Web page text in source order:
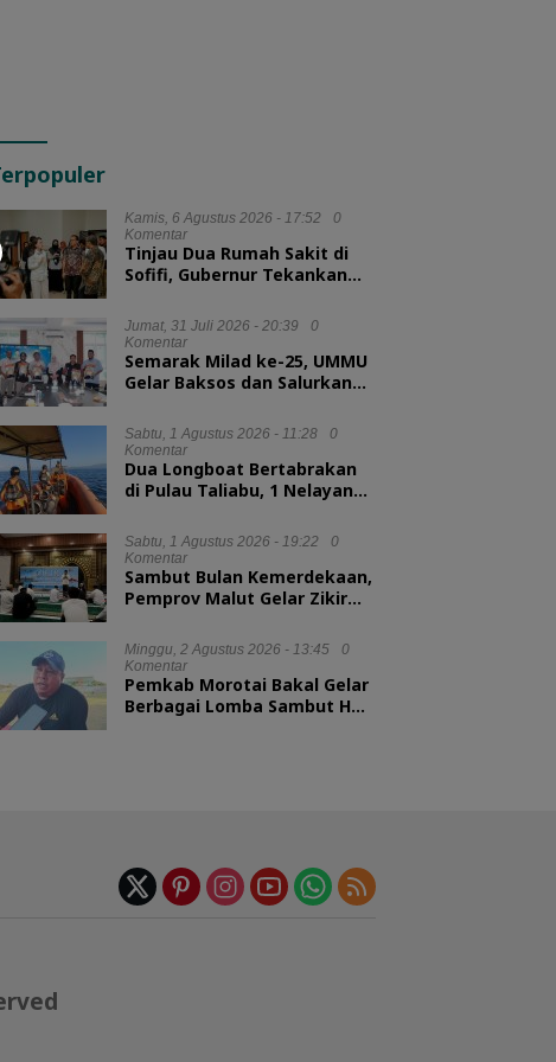
Kamis, 6 Agustus 2026 - 17:52
0
Komentar
Tinjau Dua Rumah Sakit di
Sofifi, Gubernur Tekankan
Kesehatan
Jumat, 31 Juli 2026 - 20:39
0
Komentar
Semarak Milad ke-25, UMMU
Gelar Baksos dan Salurkan
Mahasiswa Kurang Mampu
Sabtu, 1 Agustus 2026 - 11:28
0
Komentar
Dua Longboat Bertabrakan
di Pulau Taliabu, 1 Nelayan
Sabtu, 1 Agustus 2026 - 19:22
0
Komentar
Sambut Bulan Kemerdekaan,
Pemprov Malut Gelar Zikir
Minggu, 2 Agustus 2026 - 13:45
0
Komentar
Pemkab Morotai Bakal Gelar
Berbagai Lomba Sambut HUT